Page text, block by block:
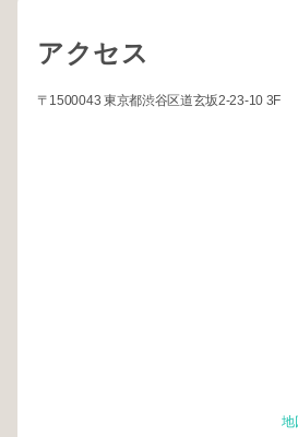
アクセス
〒1500043 東京都渋谷区道玄坂2-23-10 3F
地